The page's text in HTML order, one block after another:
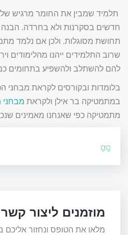
תלמיד שמבין את החומר מרגיש
חדשים בסקרנות ולא בחרדה. הבנה
תחושת מסוגלות. ולכן אם נלמד
שרוב התלמידים ייהנו מהלימודים
להם להשתלב ולהשפיע בתחומים
בלומדות ובקורסים לקראת מבחני
במתמטיקה בר אילן ולקראת מבחני
מתמטיקה כפי שאנחנו מאמינים
מוזמנים ליצור קשר
מלאו את הטופס ונחזור אליכם